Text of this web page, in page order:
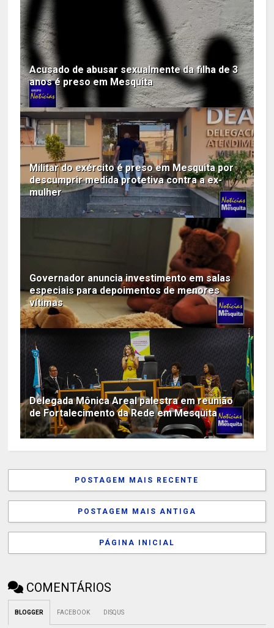
Acusado de abusar sexualmente da filha de 3
anos é preso em Mesquita
Militar do exército é preso em Mesquita por
descumprir medida protetiva contra a ex-
mulher
Governador anuncia investimento em salas
especiais para depoimentos de menores
vítimas
Delegada Mônica Areal palestra em reunião
de Fortalecimento da Rede em Mesquita
POSTAGEM MAIS RECENTE
POSTAGEM MAIS ANTIGA
PÁGINA INICIAL
COMENTÁRIOS
BLOGGER FACEBOOK DISQUS